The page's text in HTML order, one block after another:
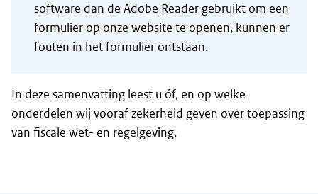
software dan de Adobe Reader gebruikt om een
formulier op onze website te openen, kunnen er
fouten in het formulier ontstaan.
In deze samenvatting leest u óf, en op welke
onderdelen wij vooraf zekerheid geven over toepassing
van fiscale wet- en regelgeving.